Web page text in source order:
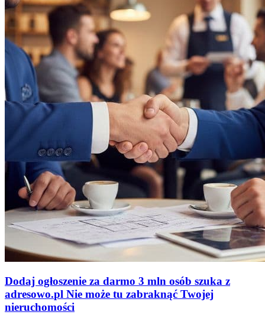
Dodaj ogłoszenie za darmo 3 mln osób szuka z
adresowo.pl Nie może tu zabraknąć Twojej
nieruchomości